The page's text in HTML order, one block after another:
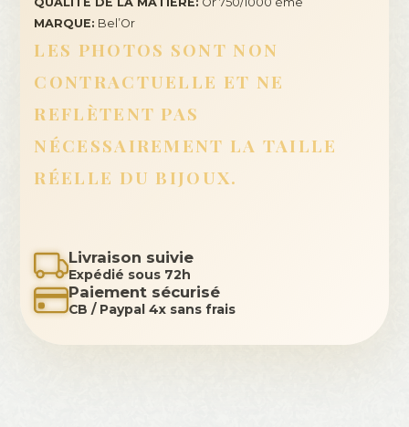
MARQUE: Bel’Or
LES PHOTOS SONT NON
CONTRACTUELLE ET NE
REFLÈTENT PAS
NÉCESSAIREMENT LA TAILLE
RÉELLE DU BIJOUX.
Livraison suivie
Expédié sous 72h
Paiement sécurisé
CB / Paypal 4x sans frais